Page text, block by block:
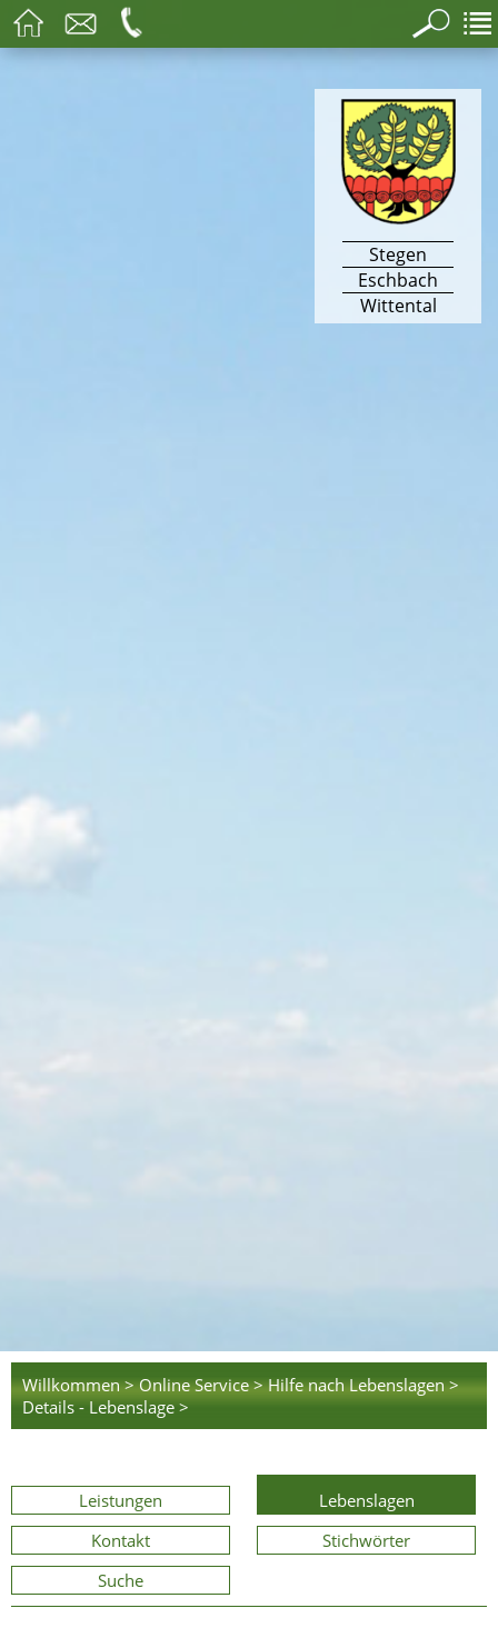
Stegen
Eschbach
Wittental
Willkommen > Online Service > Hilfe nach Lebenslagen >
Details - Lebenslage >
Leistungen
Lebenslagen
Kontakt
Stichwörter
Suche